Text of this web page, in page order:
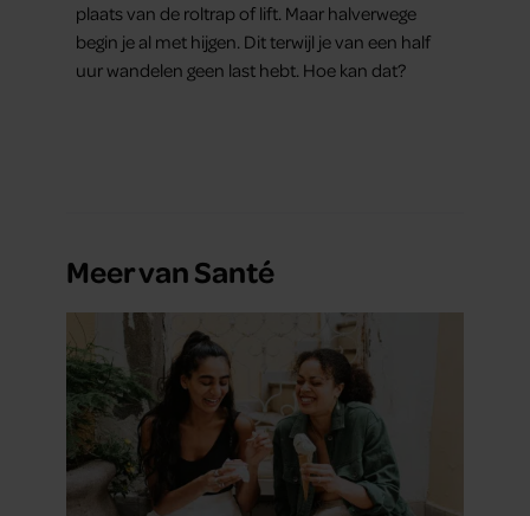
plaats van de roltrap of lift. Maar halverwege
begin je al met hijgen. Dit terwijl je van een half
uur wandelen geen last hebt. Hoe kan dat?
Meer van Santé